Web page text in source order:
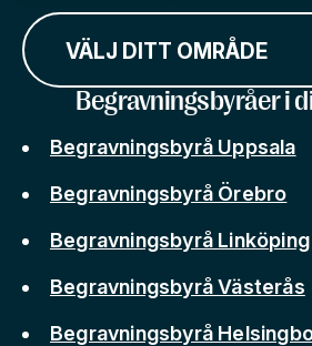
VÄLJ DITT OMRÅDE
Begravningsbyråer i
Begravningsbyrå Uppsala
Begravningsbyrå Örebro
Begravningsbyrå Linköping
Begravningsbyrå Västerås
Begravningsbyrå